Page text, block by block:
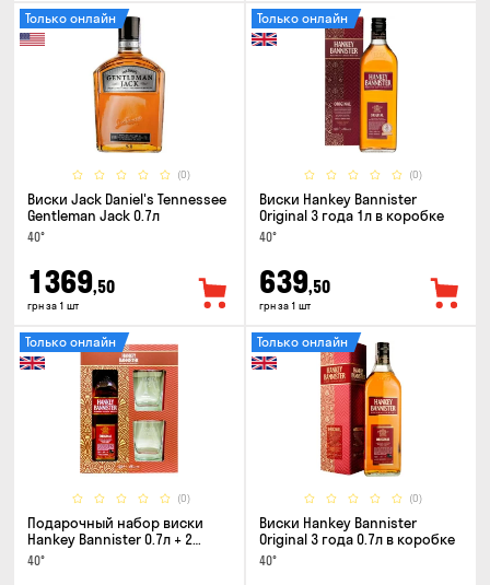
(0)
Только онлайн
Виски Jack Daniel's Tennessee
Gentleman Jack 0.7л
40°
1369,50
грн за 1 шт
(0)
Только онлайн
Виски Hankey Bannister
Original 3 года 1л в коробке
40°
639,50
грн за 1 шт
(0)
Только онлайн
Подарочный набор виски
Hankey Bannister 0.7л + 2
стакана
40°
(0)
Только онлайн
Виски Hankey Bannister
Original 3 года 0.7л в коробке
40°